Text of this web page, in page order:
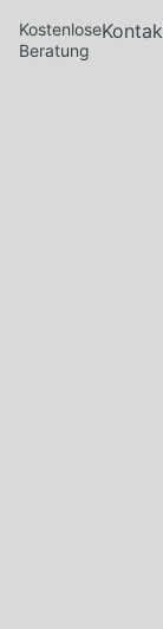
Kostenlose
Beratung